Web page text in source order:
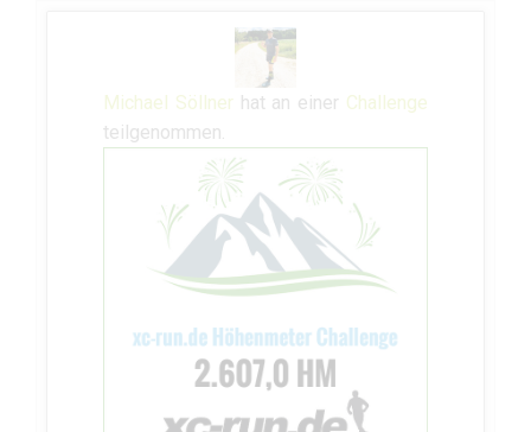
Michael Söllnerhat an einer Challenge
teilgenommen.